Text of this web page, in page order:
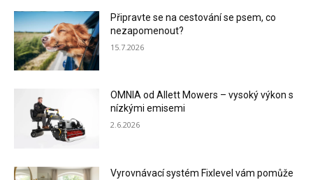
Připravte se na cestování se psem, co
nezapomenout?
15.7.2026
OMNIA od Allett Mowers – vysoký výkon s
nízkými emisemi
2.6.2026
Vyrovnávací systém Fixlevel vám pomůže